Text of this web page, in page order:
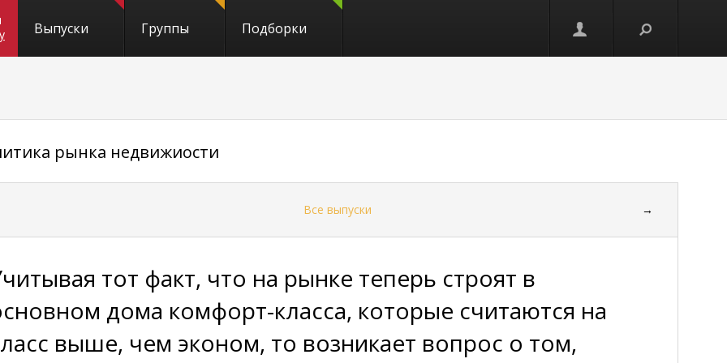
Выпуски Группы Подборки
рынка недвижиости
Все выпуски →
тот факт, что на рынке теперь строят в
дома комфорт-класса, которые считаются на
выше, чем эконом, то возникает вопрос о том,